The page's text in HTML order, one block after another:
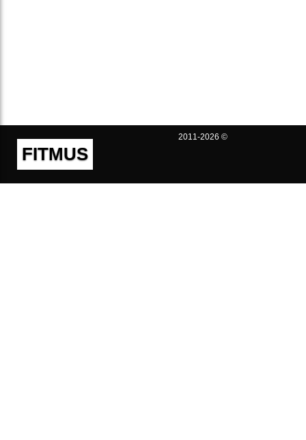
FITMUS
2011-2026 ©